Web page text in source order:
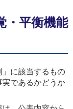
・平衡機能
に該当するもの
であるかどうか